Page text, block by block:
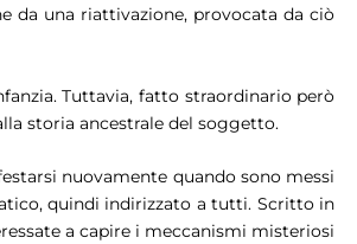
da una riattivazione, provocata da ciò
Tuttavia, fatto straordinario però
storia ancestrale del soggetto.
nuovamente quando sono messi
quindi indirizzato a tutti. Scritto in
a capire i meccanismi misteriosi